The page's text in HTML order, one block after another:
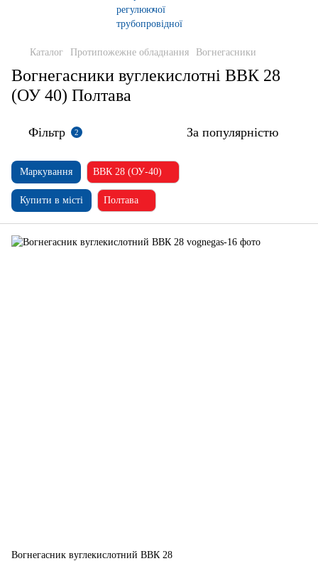
Каталог Протипожежне обладнання Вогнегасники
Вогнегасники вуглекислотні ВВК 28
(ОУ 40) Полтава
Фільтр 2 За популярністю
Маркування ВВК 28 (ОУ-40)
Купити в місті Полтава
Вогнегасник вуглекислотний ВВК 28